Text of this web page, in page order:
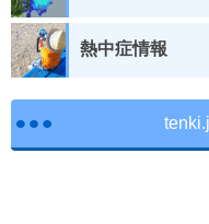
熱中症情報